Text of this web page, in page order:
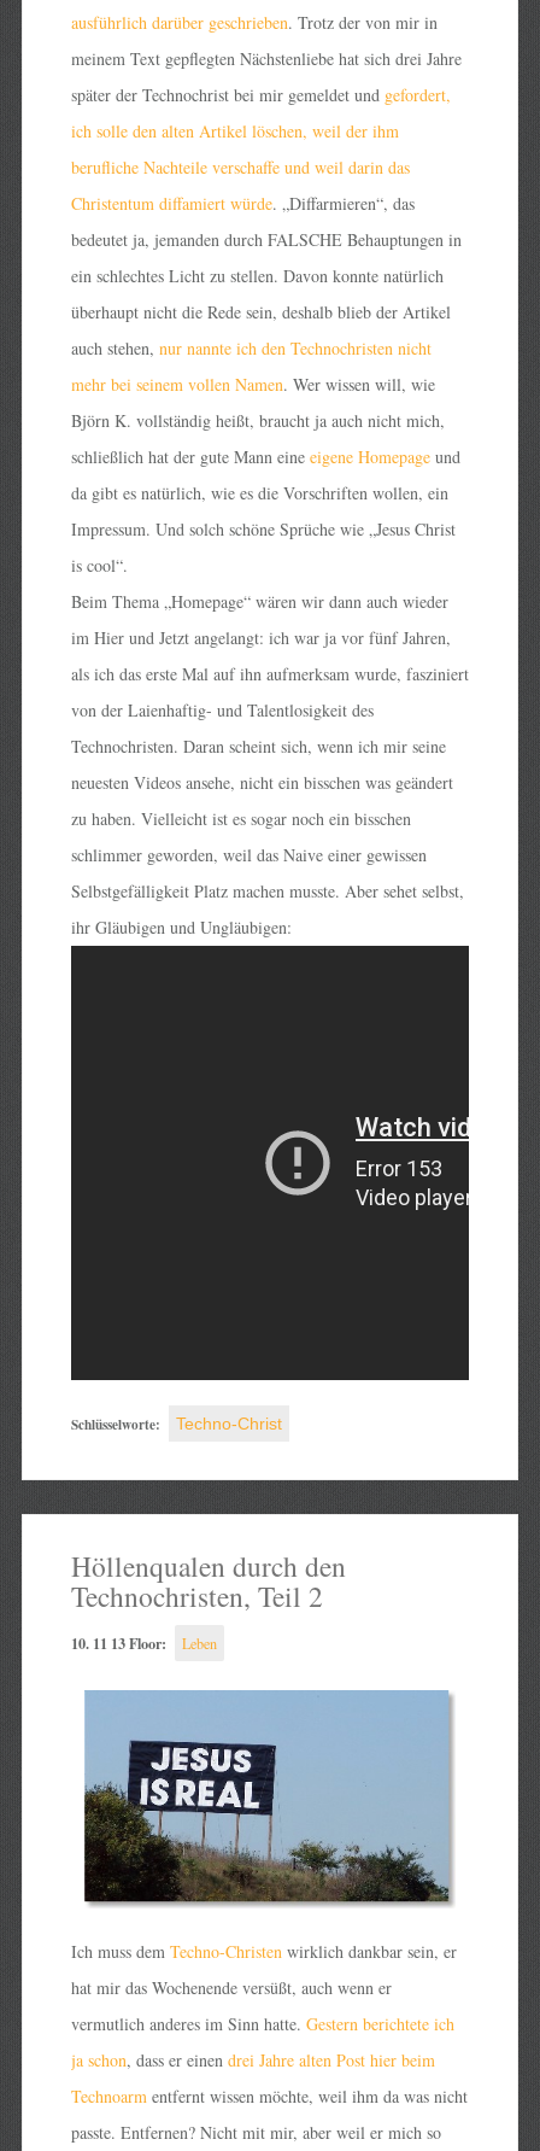
ausführlich darüber geschrieben. Trotz der von mir in
meinem Text gepflegten Nächstenliebe hat sich drei Jahre
später der Technochrist bei mir gemeldet und gefordert,
ich solle den alten Artikel löschen, weil der ihm
berufliche Nachteile verschaffe und weil darin das
Christentum diffamiert würde. „Diffarmieren“, das
bedeutet ja, jemanden durch FALSCHE Behauptungen in
ein schlechtes Licht zu stellen. Davon konnte natürlich
überhaupt nicht die Rede sein, deshalb blieb der Artikel
auch stehen, nur nannte ich den Technochristen nicht
mehr bei seinem vollen Namen. Wer wissen will, wie
Björn K. vollständig heißt, braucht ja auch nicht mich,
schließlich hat der gute Mann eine eigene Homepageund
da gibt es natürlich, wie es die Vorschriften wollen, ein
Impressum. Und solch schöne Sprüche wie „Jesus Christ
is cool“.
Beim Thema „Homepage“ wären wir dann auch wieder
im Hier und Jetzt angelangt: ich war ja vor fünf Jahren,
als ich das erste Mal auf ihn aufmerksam wurde, fasziniert
von der Laienhaftig- und Talentlosigkeit des
Technochristen. Daran scheint sich, wenn ich mir seine
neuesten Videos ansehe, nicht ein bisschen was geändert
zu haben. Vielleicht ist es sogar noch ein bisschen
schlimmer geworden, weil das Naive einer gewissen
Selbstgefälligkeit Platz machen musste. Aber sehet selbst,
ihr Gläubigen und Ungläubigen:
Schlüsselworte: Techno-Christ
Höllenqualen durch den
Technochristen, Teil 2
10. 11 13 Floor: Leben
Ich muss dem Techno-Christenwirklich dankbar sein, er
hat mir das Wochenende versüßt, auch wenn er
vermutlich anderes im Sinn hatte. Gestern berichtete ich
ja schon, dass er einen drei Jahre alten Post hier beim
Technoarmentfernt wissen möchte, weil ihm da was nicht
passte. Entfernen? Nicht mit mir, aber weil er mich so